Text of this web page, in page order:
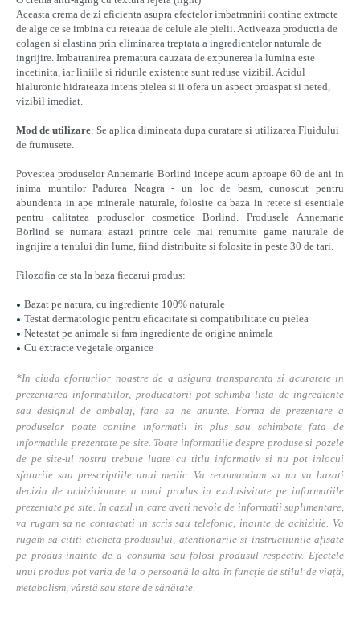
Aceasta crema de zi eficienta asupra efectelor imbatranirii contine extracte
de alge ce se imbina cu reteaua de celule ale pielii. Activeaza productia de
colagen si elastina prin eliminarea treptata a ingredientelor naturale de
ingrijire. Imbatranirea prematura cauzata de expunerea la lumina este
incetinita, iar liniile si ridurile existente sunt reduse vizibil. Acidul
hialuronic hidrateaza intens pielea si ii ofera un aspect proaspat si neted,
vizibil imediat.
Mod de utilizare: Se aplica dimineata dupa curatare si utilizarea Fluidului
de frumusete.
Povestea produselor Annemarie Borlind incepe acum aproape 60 de ani in
inima muntilor Padurea Neagra - un loc de basm, cunoscut pentru
abundenta in ape minerale naturale, folosite ca baza in retete si esentiale
pentru calitatea produselor cosmetice Borlind. Produsele Annemarie
Börlind se numara astazi printre cele mai renumite game naturale de
ingrijire a tenului din lume, fiind distribuite si folosite in peste 30 de tari.
Filozofia ce sta la baza fiecarui produs:
Bazat pe natura, cu ingrediente 100% naturale
Testat dermatologic pentru eficacitate si compatibilitate cu pielea
Netestat pe animale si fara ingrediente de origine animala
Cu extracte vegetale organice
*In ciuda eforturilor noastre de a asigura transparenta si acuratete in
prezentarea informatiilor, producatorii pot schimba lista de ingrediente
sau designul de ambalaj, fara sa ne anunte. Forma de prezentare a
produselor poate contine informatii in plus sau schimbate fata de
informatiile prezentate pe site. Toate informatiile despre produse si pozele
de pe site-ul nostru trebuie luate cu titlu informativ si nu pot inlocui
sfaturile sau prescriptiile unui medic. Va recomandam sa nu va bazati
decizia de achizitionare a unui produs in exclusivitate pe informatiile
prezentate pe site. In cazul in care aveti nevoie de informatii suplimentare,
va rugam sa ne contactati in scris sau telefonic, inainte de achizitie. Va
rugam sa cititi eticheta produsului, atentionarile si instructiunile afisate
pe produs inainte de a consuma sau folosi produsul respectiv. Efectele
unui produs pot varia de la o persoană la alta în funcție de stilul de viață,
metabolism, vârstă sau stare de sănătate.